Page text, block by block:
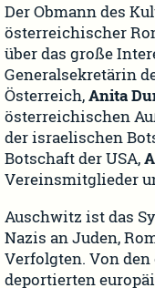
Der Obmann des
österreichischer
über das große
Generalsekretärin
Österreich,Anita
österreichischen
der israelischen
Botschaft der USA,
Vereinsmitglieder
Auschwitz ist das
Nazis an Juden,
Verfolgten. Von
deportierten